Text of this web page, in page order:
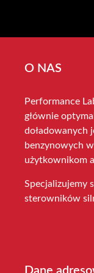
O NAS
Performance
głównie
doładowanych
benzynowych
użytkownikom
Specjalizujemy
sterowników